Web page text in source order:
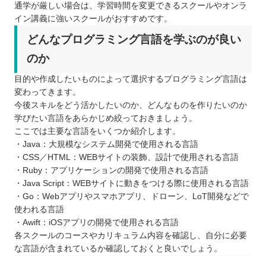
通学が厳しい場合は、学習時間を変更できるスクールやオンラ
イン講義に強いスクールがおすすめです。
どんなプログラミング言語を学ぶのが良い
のか
目的や作成したいものによって選択するプログラミング言語は
変わってきます。
今後スキルをどう活かしたいのか、どんなものを作りたいのか
学びたい言語をあらかじめ絞っておきましょう。
ここでは主要な言語をいくつか紹介します。
・Java：大規模なシステム開発で使用される言語
・CSS／HTML：WEBサイトの装飾、設計で使用される言語
・Ruby：アプリケーションの開発で使用される言語
・Java Script：WEBサイトに動きをつける際に使用される言語
・Go：Webアプリやスマホアプリ、ドローン、LoT開発などで
使われる言語
・Awift：iOSアプリの開発で使用される言語
各スクールのコースやカリキュラム内容を確認し、自分に必要
な言語が含まれているか確認しておくと良いでしょう。